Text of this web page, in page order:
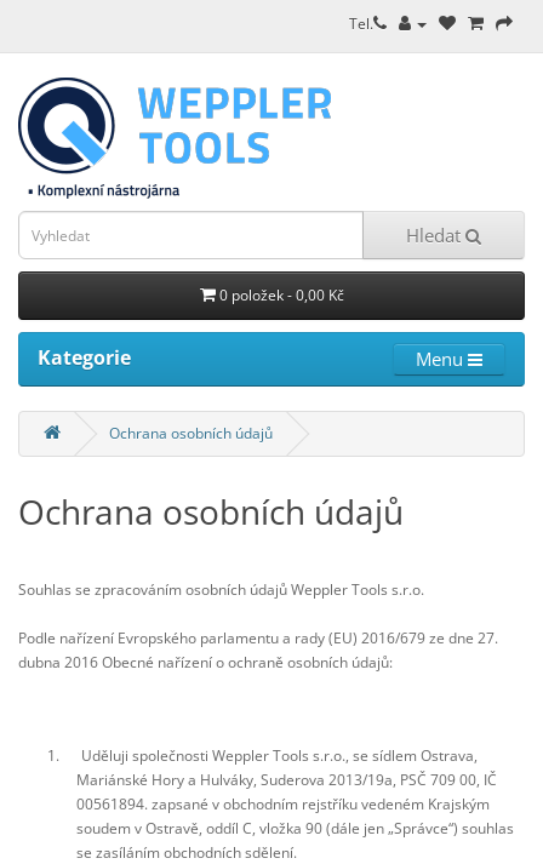
Tel.
Hledat
0 položek - 0,00 Kč
Kategorie Menu
Ochrana osobních údajů
Ochrana osobních údajů
Souhlas se zpracováním osobních údajů Weppler Tools s.r.o.
Podle nařízení Evropského parlamentu a rady (EU) 2016/679 ze dne 27.
dubna 2016 Obecné nařízení o ochraně osobních údajů:
1. Uděluji společnosti Weppler Tools s.r.o., se sídlem Ostrava,
Mariánské Hory a Hulváky, Suderova 2013/19a, PSČ 709 00, IČ
00561894. zapsané v obchodním rejstříku vedeném Krajským
soudem v Ostravě, oddíl C, vložka 90 (dále jen „Správce“) souhlas
se zasíláním obchodních sdělení.